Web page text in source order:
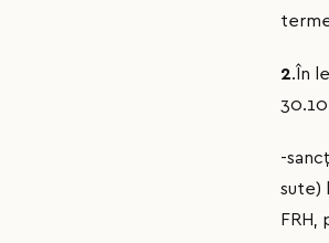
2.În
-
sute)